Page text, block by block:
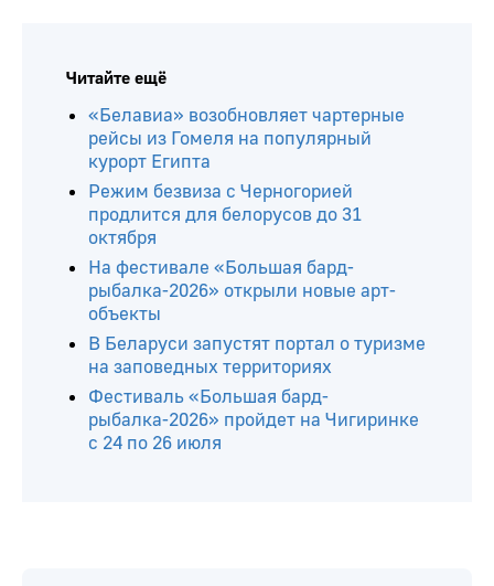
Читайте ещё
«Белавиа» возобновляет чартерные
рейсы из Гомеля на популярный
курорт Египта
Режим безвиза с Черногорией
продлится для белорусов до 31
октября
На фестивале «Большая бард-
рыбалка-2026» открыли новые арт-
объекты
В Беларуси запустят портал о туризме
на заповедных территориях
Фестиваль «Большая бард-
рыбалка-2026» пройдет на Чигиринке
с 24 по 26 июля